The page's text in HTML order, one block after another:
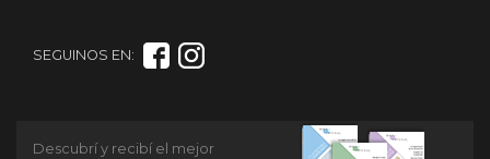
SEGUINOS EN:
Descubrí y recibí el mejor